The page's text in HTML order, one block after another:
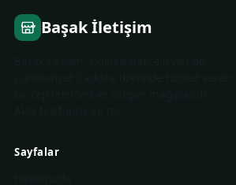
Başak İletişim
Sayfalar